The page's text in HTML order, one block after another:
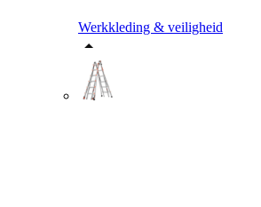
Werkkleding & veiligheid